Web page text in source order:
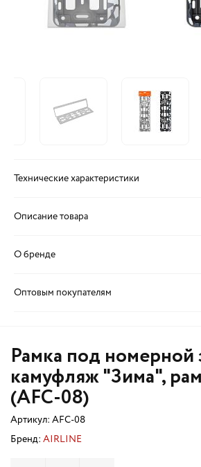
Технические характеристики
Описание товара
О бренде
Оптовым покупателям
Рамка под номерной
камуфляж "Зима",
(AFC-08)
Артикул: AFC-08
Бренд: AIRLINE